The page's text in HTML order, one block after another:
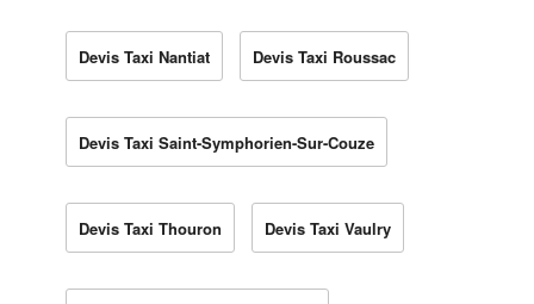
Devis Taxi Nantiat Devis Taxi Roussac
Devis Taxi Saint-Symphorien-Sur-Couze
Devis Taxi Thouron Devis Taxi Vaulry